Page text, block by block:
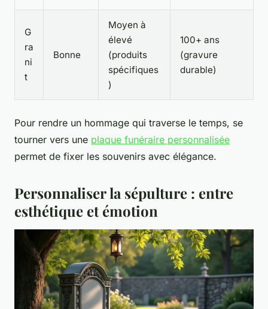
G
ra
ni
t
Bonne
Moyen à
élevé
(produits
spécifiques
)
100+ ans
(gravure
durable)
Pour rendre un hommage qui traverse le temps, se
tourner vers une plaque funéraire personnalisée
permet de fixer les souvenirs avec élégance.
Personnaliser la sépulture : entre
esthétique et émotion